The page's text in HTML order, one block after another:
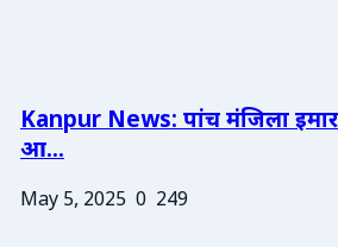
Kanpur News: पांच मंजिला
आ...
May 5, 2025 0 249